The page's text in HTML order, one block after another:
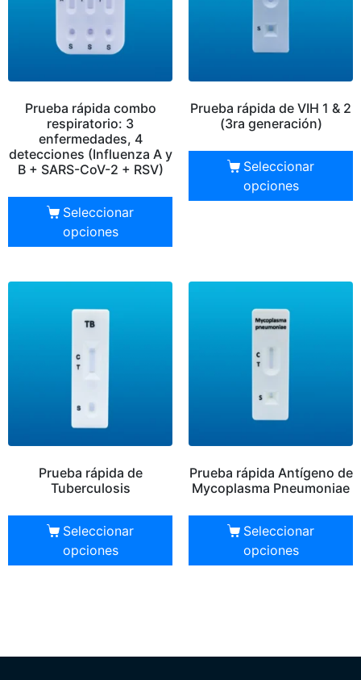
Prueba rápida combo
respiratorio: 3
enfermedades, 4
detecciones (Influenza A y
B + SARS-CoV-2 + RSV)
Seleccionar
opciones
Prueba rápida de VIH 1 & 2
(3ra generación)
Seleccionar
opciones
Prueba rápida de
Tuberculosis
Seleccionar
opciones
Prueba rápida Antígeno de
Mycoplasma Pneumoniae
Seleccionar
opciones